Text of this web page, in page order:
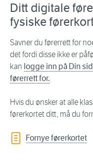
Ditt digitale
fysiske
Savner du førerrett for
det fordi disse ikke er
kan logge inn på Din
førerrett for.
Hvis du ønsker at alle
førerkortet ditt, må du
Fornye førerkortet